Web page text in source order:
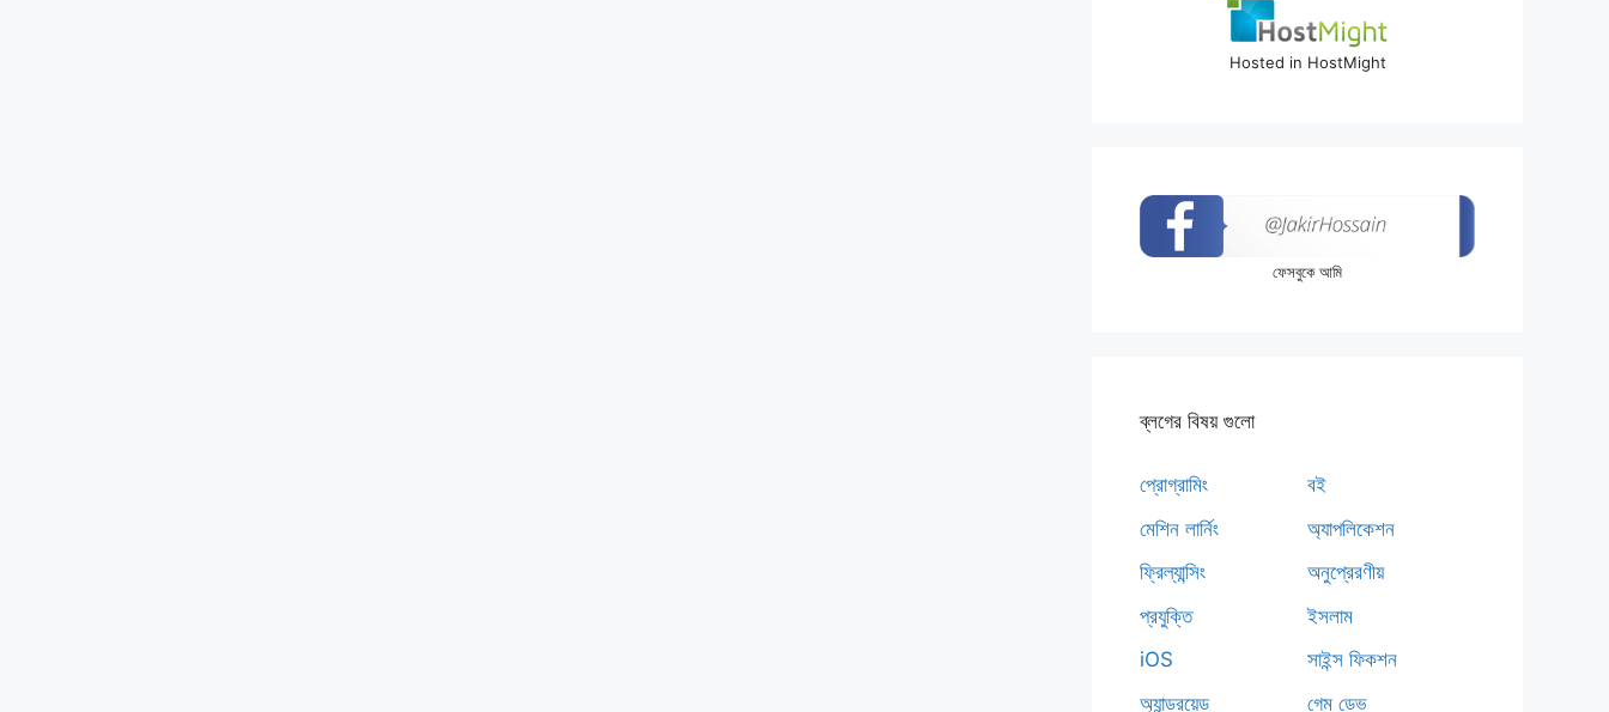
Hosted in HostMight
ফেসবুকে আমি
ব্লগের বিষয় গুলো
প্রোগ্রামিং
মেশিন লার্নিং
ফ্রিল্যান্সিং
প্রযুক্তি
iOS
অ্যান্ড্রয়েড
বই
অ্যাপলিকেশন
অনুপ্রেরণীয়
ইসলাম
সাইন্স ফিকশন
গেম ডেভ